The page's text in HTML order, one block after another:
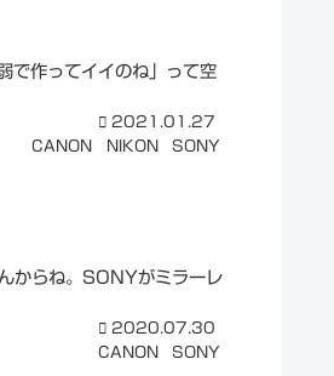
作ってイイのね」って空
2021.01.27
CANON
NIKON SONY
からね。SONYがミラーレ
2020.07.30
CANON
SONY